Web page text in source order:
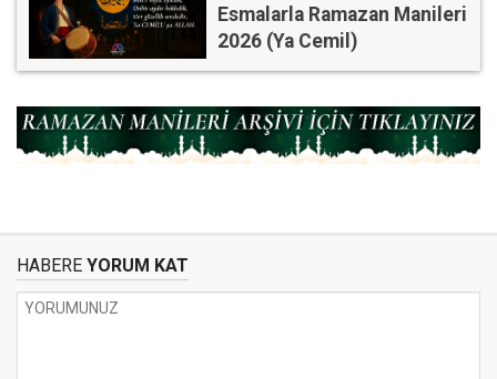
Esmalarla Ramazan Manileri
2026 (Ya Cemil)
HABERE YORUM KAT